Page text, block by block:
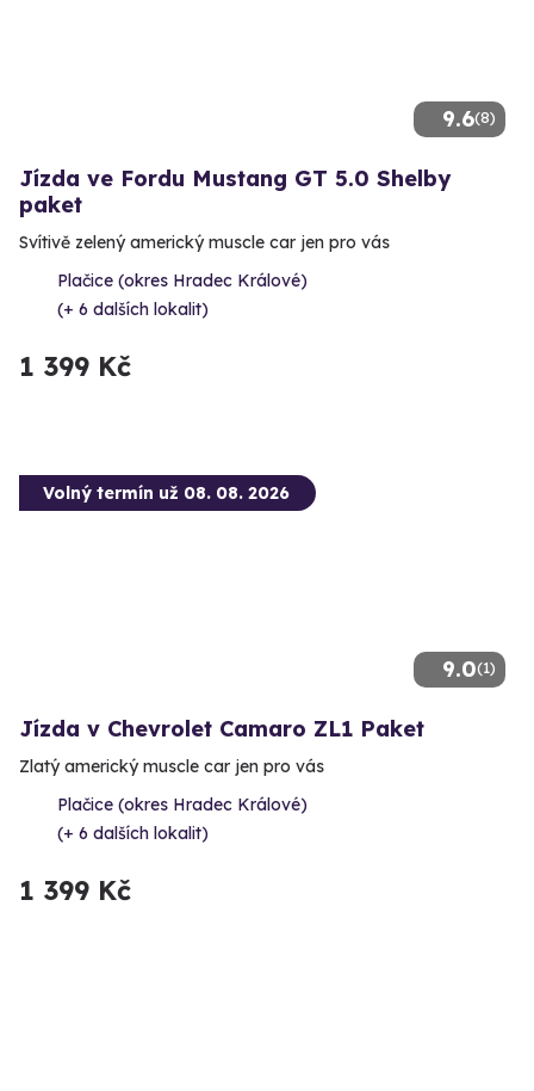
9.6(8)
Jízda ve Fordu Mustang GT 5.0 Shelby
paket
Svítivě zelený americký muscle car jen pro vás
Plačice (okres Hradec Králové)
(+ 6 dalších lokalit)
1 399 Kč
9.0(1)
Volný termín už 08. 08. 2026
Jízda v Chevrolet Camaro ZL1 Paket
Zlatý americký muscle car jen pro vás
Plačice (okres Hradec Králové)
(+ 6 dalších lokalit)
1 399 Kč